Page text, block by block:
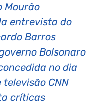
Mourão
entrevista do
Barros
Bolsonaro
no dia
CNN
críticas